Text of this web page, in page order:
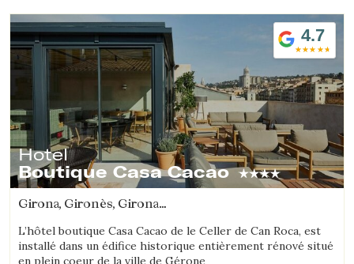
4.7
Hotel
Boutique Casa Cacao
Girona, Gironès, Girona
L’hôtel boutique Casa Cacao de le Celler de Can Roca, est
installé dans un édifice historique entièrement rénové situé
en plein coeur de la ville de Gérone